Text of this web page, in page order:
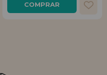
COMPRAR